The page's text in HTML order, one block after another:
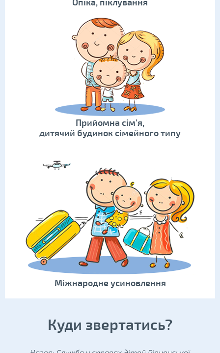
Опіка, піклування
Прийомна сім'я,
дитячий будинок сімейного типу
Міжнародне усиновлення
Куди звертатись?